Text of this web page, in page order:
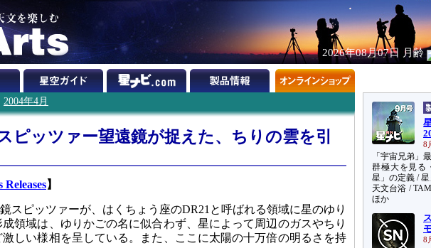
2026年08月07日 月齢
2004年4月
ピッツァー望遠鏡が捉えた、ちりの雲を引
Releases】
スピッツァーが、はくちょう座のDR21と呼ばれる領域に星のゆり
領域は、ゆりかごの名に似合わず、星によって周辺のガスやちり
しい様相を呈している。また、ここに太陽の十万倍の明るさを持
8
「宇宙兄弟」
群極大を見る
星」の定義 /
天文台浴 /
ほか
8